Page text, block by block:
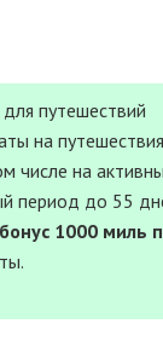
путешествий
на
числе на
период до 55
1000 миль